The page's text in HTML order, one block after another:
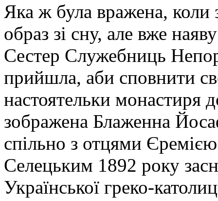
Яка ж була вражена, коли
образ зі сну, але вже
Сестер Служебниць
прийшла, аби сповнити
настоятельки монастиря
зображена Блаженна
спільно з отцями
Селецьким 1892 року
Української греко-